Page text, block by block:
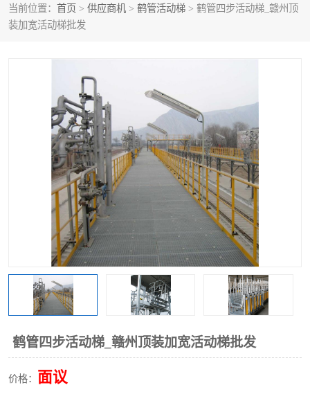
当前位置： 首页 > 供应商机 > 鹤管活动梯 > 鹤管四步活动梯_赣州顶
装加宽活动梯批发
鹤管四步活动梯_赣州顶装加宽活动梯批发
价格： 面议